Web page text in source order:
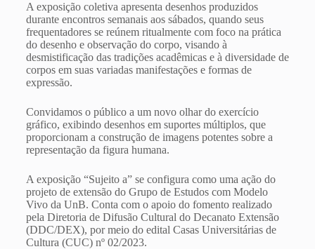
A exposição coletiva apresenta desenhos produzidos
durante encontros semanais aos sábados, quando seus
frequentadores se reúnem ritualmente com foco na prática
do desenho e observação do corpo, visando à
desmistificação das tradições acadêmicas e à diversidade de
corpos em suas variadas manifestações e formas de
expressão.
Convidamos o público a um novo olhar do exercício
gráfico, exibindo desenhos em suportes múltiplos, que
proporcionam a construção de imagens potentes sobre a
representação da figura humana.
A exposição “Sujeito a” se configura como uma ação do
projeto de extensão do Grupo de Estudos com Modelo
Vivo da UnB. Conta com o apoio do fomento realizado
pela Diretoria de Difusão Cultural do Decanato Extensão
(DDC/DEX), por meio do edital Casas Universitárias de
Cultura (CUC) nº 02/2023.